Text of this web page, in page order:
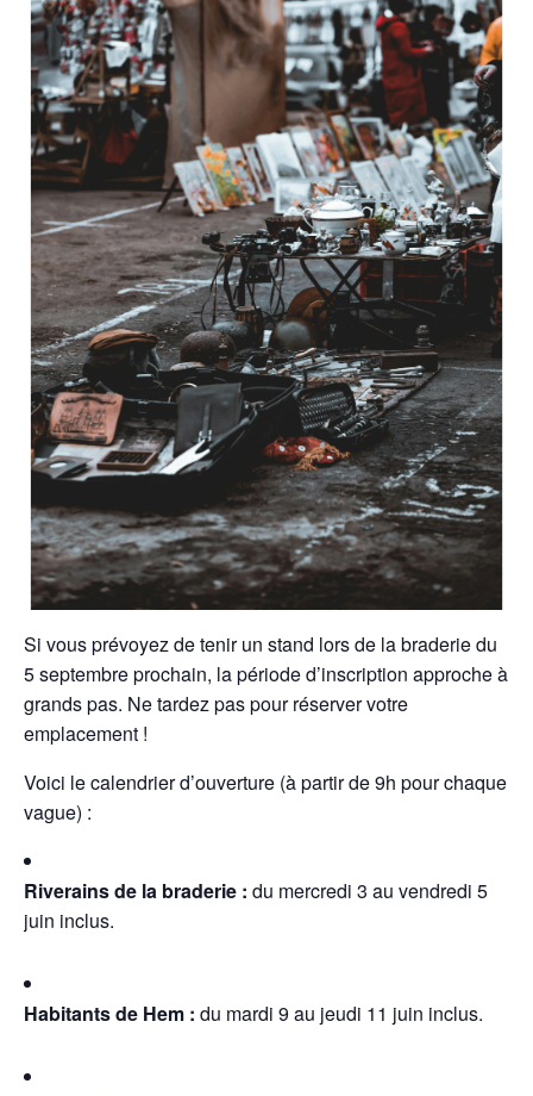
Si vous prévoyez de tenir un stand lors de la braderie du
5 septembre prochain, la période d’inscription approche à
grands pas. Ne tardez pas pour réserver votre
emplacement !
Voici le calendrier d’ouverture (à partir de 9h pour chaque
vague) :
Riverains de la braderie : du mercredi 3 au vendredi 5
juin inclus.
Habitants de Hem : du mardi 9 au jeudi 11 juin inclus.